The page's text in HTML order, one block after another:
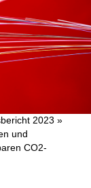
Konzern
2023 »
und
CO2-